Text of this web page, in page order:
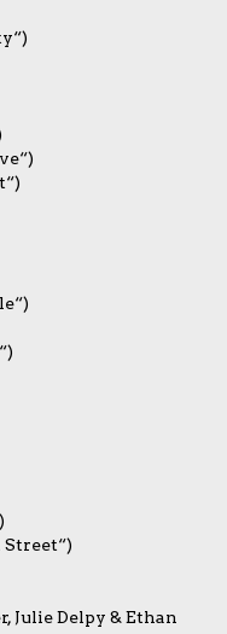
Julie Delpy & Ethan